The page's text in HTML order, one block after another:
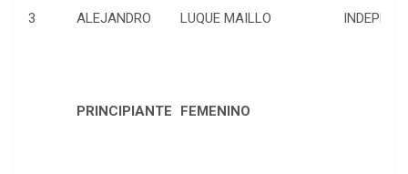
3 ALEJANDRO LUQUE MAILLO
PRINCIPIANTE FEMENINO